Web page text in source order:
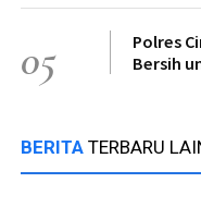
05
Polres
Bersih
BERITA TERBARU